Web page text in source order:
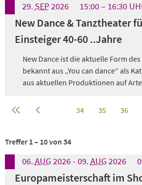
29. SEP2026 15:00 16:30
New Dance & Tanztheater
Einsteiger 40-60 ..Jahre
New Dance ist die aktuelle Form
bekannt aus „You can dance“ als
aus aktuellen Produktionen auf
34 35 36
Treffer 1– 10von 34
06.AUG 2026- 09.AUG 2026
Europameisterschaft im